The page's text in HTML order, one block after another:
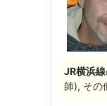
JR横浜線
師), その